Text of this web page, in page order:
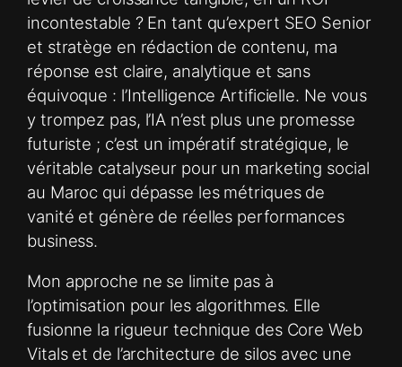
incontestable ? En tant qu’expert SEO Senior
et stratège en rédaction de contenu, ma
réponse est claire, analytique et sans
équivoque : l’Intelligence Artificielle. Ne vous
y trompez pas, l’IA n’est plus une promesse
futuriste ; c’est un impératif stratégique, le
véritable catalyseur pour un marketing social
au Maroc qui dépasse les métriques de
vanité et génère de réelles performances
business.
Mon approche ne se limite pas à
l’optimisation pour les algorithmes. Elle
fusionne la rigueur technique des Core Web
Vitals et de l’architecture de silos avec une